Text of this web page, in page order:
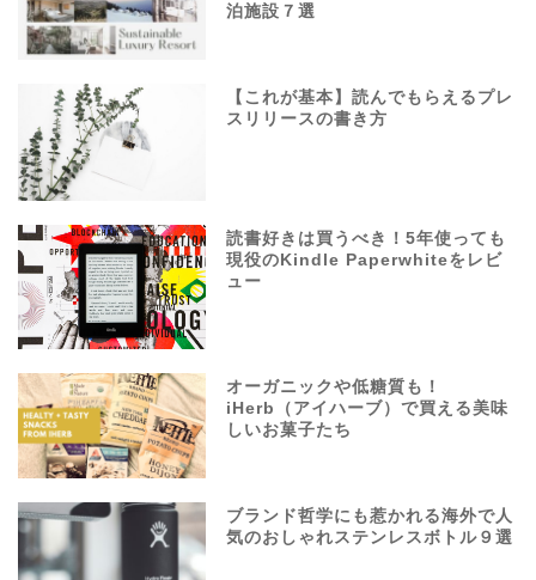
泊施設７選
【これが基本】読んでもらえるプレ
スリリースの書き方
読書好きは買うべき！5年使っても
現役のKindle Paperwhiteをレビ
ュー
オーガニックや低糖質も！
iHerb（アイハーブ）で買える美味
しいお菓子たち
ブランド哲学にも惹かれる海外で人
気のおしゃれステンレスボトル９選